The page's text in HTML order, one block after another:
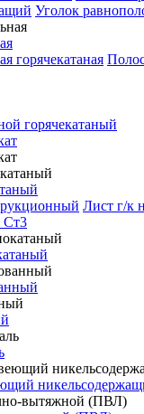
Уголок
горячекатаная
горячекатаный
Лист г/к
Ст3